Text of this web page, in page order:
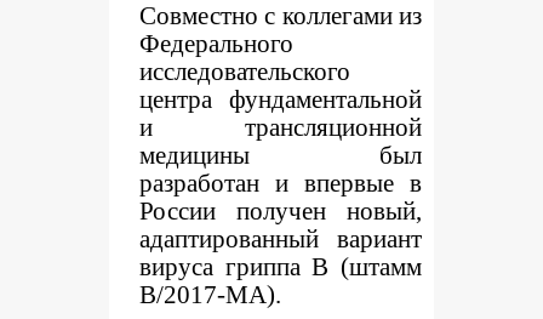
Совместно с коллегами из
Федерального
исследовательского
центра фундаментальной
и трансляционной
медицины был
разработан и впервые в
России получен новый,
адаптированный вариант
вируса гриппа В (штамм
B/2017-MA).